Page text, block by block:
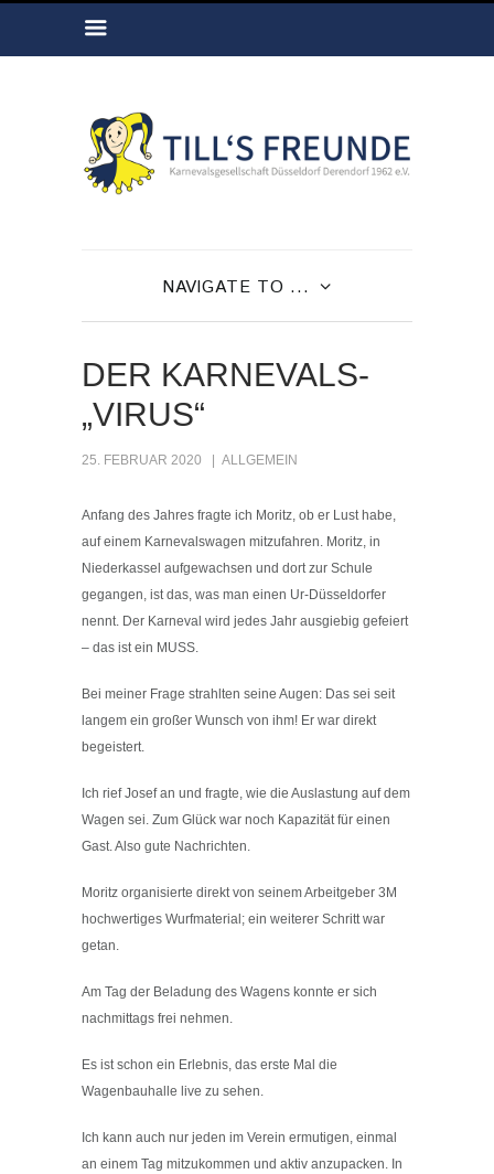
NAVIGATE TO ...
DER KARNEVALS-
„VIRUS“
25. FEBRUAR 2020 ALLGEMEIN
Anfang des Jahres fragte ich Moritz, ob er Lust habe,
auf einem Karnevalswagen mitzufahren. Moritz, in
Niederkassel aufgewachsen und dort zur Schule
gegangen, ist das, was man einen Ur-Düsseldorfer
nennt. Der Karneval wird jedes Jahr ausgiebig gefeiert
– das ist ein MUSS.
Bei meiner Frage strahlten seine Augen: Das sei seit
langem ein großer Wunsch von ihm! Er war direkt
begeistert.
Ich rief Josef an und fragte, wie die Auslastung auf dem
Wagen sei. Zum Glück war noch Kapazität für einen
Gast. Also gute Nachrichten.
Moritz organisierte direkt von seinem Arbeitgeber 3M
hochwertiges Wurfmaterial; ein weiterer Schritt war
getan.
Am Tag der Beladung des Wagens konnte er sich
nachmittags frei nehmen.
Es ist schon ein Erlebnis, das erste Mal die
Wagenbauhalle live zu sehen.
Ich kann auch nur jeden im Verein ermutigen, einmal
an einem Tag mitzukommen und aktiv anzupacken. In